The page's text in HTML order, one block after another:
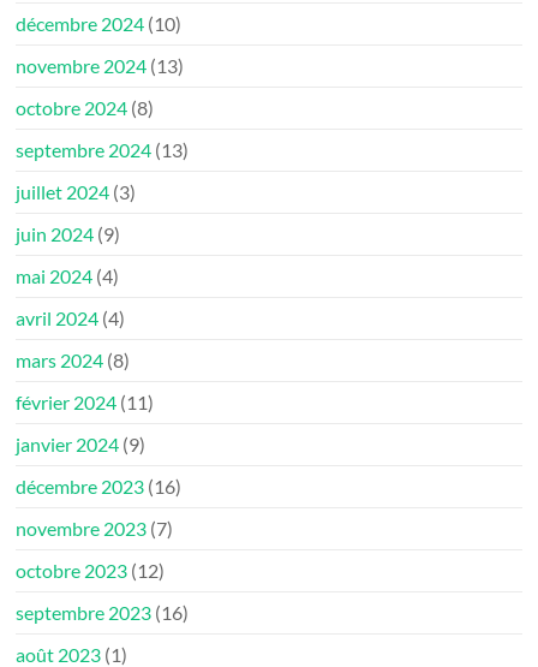
décembre 2024 (10)
novembre 2024 (13)
octobre 2024 (8)
septembre 2024 (13)
juillet 2024 (3)
juin 2024 (9)
mai 2024 (4)
avril 2024 (4)
mars 2024 (8)
février 2024 (11)
janvier 2024 (9)
décembre 2023 (16)
novembre 2023 (7)
octobre 2023 (12)
septembre 2023 (16)
août 2023 (1)